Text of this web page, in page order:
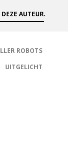
AUTEUR.
ROBOTS
UITGELICHT